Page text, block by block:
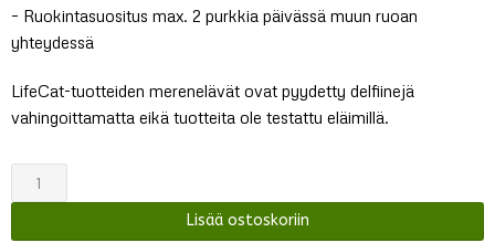
– Ruokintasuositus max. 2 purkkia päivässä muun ruoan
yhteydessä
LifeCat-tuotteiden merenelävät ovat pyydetty delfiinejä
vahingoittamatta eikä tuotteita ole testattu eläimillä.
LifeCat
Kana
Lisää ostoskoriin